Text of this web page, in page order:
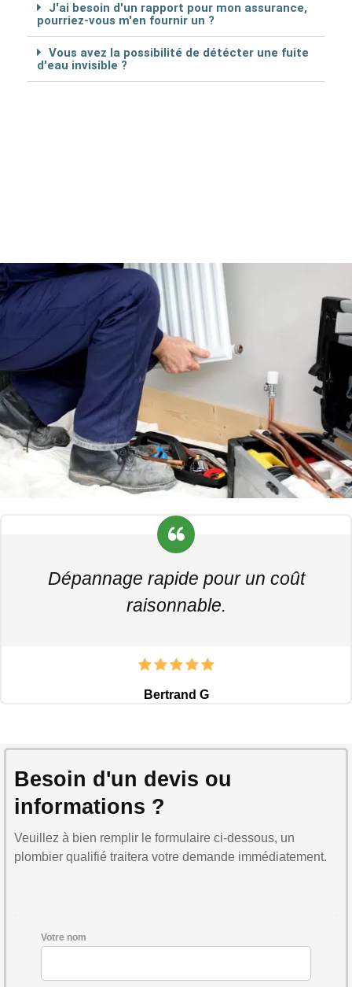
J'ai besoin d'un rapport pour mon assurance,
pourriez-vous m'en fournir un ?
Vous avez la possibilité de détécter une fuite
d'eau invisible ?
Dépannage rapide pour un coût
raisonnable.
Bertrand G
Besoin d'un devis ou
informations ?
Veuillez à bien remplir le formulaire ci-dessous, un
plombier qualifié traitera votre demande immédiatement.
Votre nom